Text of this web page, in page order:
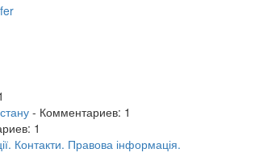
- Комментариев: 1
1
Контакти. Правова інформація.